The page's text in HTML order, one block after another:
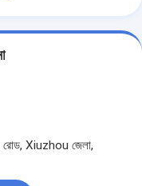
Xiuzhou জেলা,